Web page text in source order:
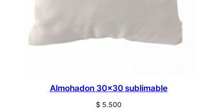
Almohadon 30×30 sublimable
$5.500